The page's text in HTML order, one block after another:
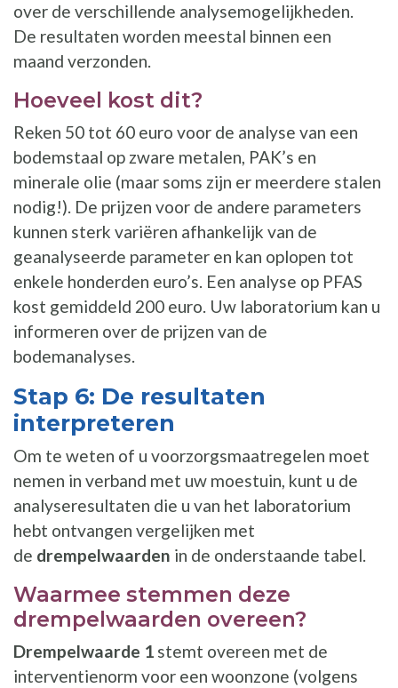
over de verschillende analysemogelijkheden.
De resultaten worden meestal binnen een
maand verzonden.
Hoeveel kost dit?
Reken 50 tot 60 euro voor de analyse van een
bodemstaal op zware metalen, PAK’s en
minerale olie (maar soms zijn er meerdere stalen
nodig!). De prijzen voor de andere parameters
kunnen sterk variëren afhankelijk van de
geanalyseerde parameter en kan oplopen tot
enkele honderden euro’s. Een analyse op PFAS
kost gemiddeld 200 euro. Uw laboratorium kan u
informeren over de prijzen van de
bodemanalyses.
Stap 6: De resultaten
interpreteren
Om te weten of u voorzorgsmaatregelen moet
nemen in verband met uw moestuin, kunt u de
analyseresultaten die u van het laboratorium
hebt ontvangen vergelijken met
de drempelwaarden in de onderstaande tabel.
Waarmee stemmen deze
drempelwaarden overeen?
Drempelwaarde 1 stemt overeen met de
interventienorm voor een woonzone (volgens